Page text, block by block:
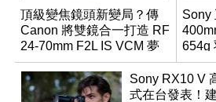
頂級變焦鏡頭新變局？傳
Canon 將雙鏡合一打造 RF
24-70mm F2L IS VCM 夢
幻規格
Sony
654g
鬆
Sony RX10 V
式在台發表！